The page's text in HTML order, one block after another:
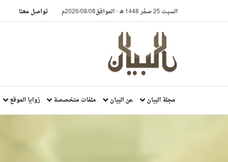
السبت 25 صفر 1448 هـ -الموافق2026/08/08م تواصل معنا
مجلة البيان عن البيان ملفات متخصصة زوايا الموقع